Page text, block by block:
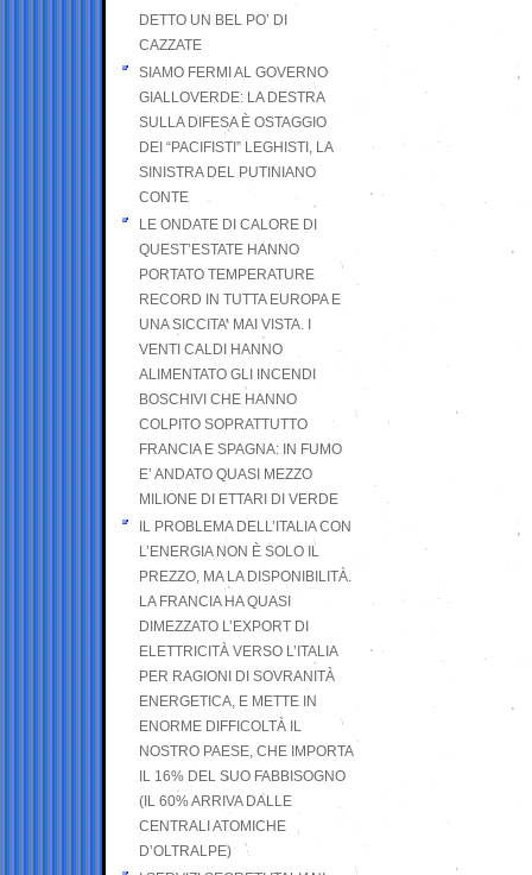
DETTO UN BEL PO’ DI
CAZZATE
SIAMO FERMI AL GOVERNO
GIALLOVERDE: LA DESTRA
SULLA DIFESA È OSTAGGIO
DEI “PACIFISTI” LEGHISTI, LA
SINISTRA DEL PUTINIANO
CONTE
LE ONDATE DI CALORE DI
QUEST’ESTATE HANNO
PORTATO TEMPERATURE
RECORD IN TUTTA EUROPA E
UNA SICCITA’ MAI VISTA. I
VENTI CALDI HANNO
ALIMENTATO GLI INCENDI
BOSCHIVI CHE HANNO
COLPITO SOPRATTUTTO
FRANCIA E SPAGNA: IN FUMO
E’ ANDATO QUASI MEZZO
MILIONE DI ETTARI DI VERDE
IL PROBLEMA DELL’ITALIA CON
L’ENERGIA NON È SOLO IL
PREZZO, MA LA DISPONIBILITÀ.
LA FRANCIA HA QUASI
DIMEZZATO L’EXPORT DI
ELETTRICITÀ VERSO L’ITALIA
PER RAGIONI DI SOVRANITÀ
ENERGETICA, E METTE IN
ENORME DIFFICOLTÀ IL
NOSTRO PAESE, CHE IMPORTA
IL 16% DEL SUO FABBISOGNO
(IL 60% ARRIVA DALLE
CENTRALI ATOMICHE
D’OLTRALPE)